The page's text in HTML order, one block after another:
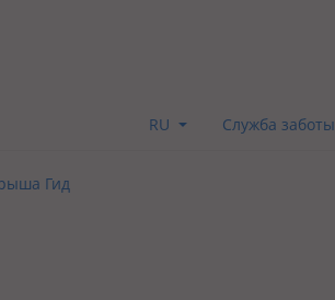
RU Служба заботы
Гид